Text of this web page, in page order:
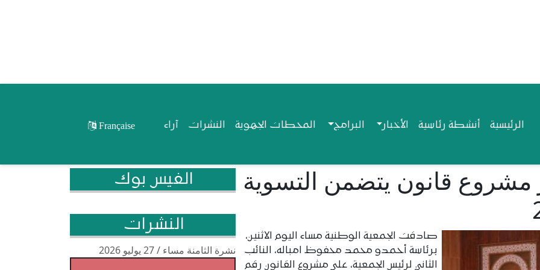
Navigationالرئيسية أنشطة رئاسية الأخبار البرامج المحطات الجهوية النشرات آراء Française
مشروع قانون يتضمن التسوية
صادقت الجمعية الوطنية مساء اليوم الاثنين،
برئاسة أحمدو محمد محفوظ امباله، النائب
الثاني لرئيس الجمعية، على مشروع القانون رقم
الفيس بوك
النشرات
نشرة الثامنة مساء / 27 يوليو 2026